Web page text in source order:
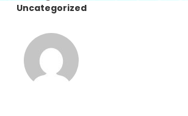
Uncategorized